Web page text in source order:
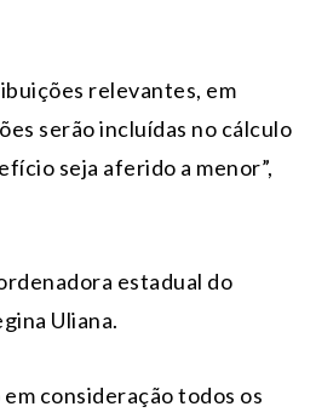
relevantes, em
serão incluídas no cálculo
seja aferido a menor”,
estadual do
Uliana.
consideração todos os